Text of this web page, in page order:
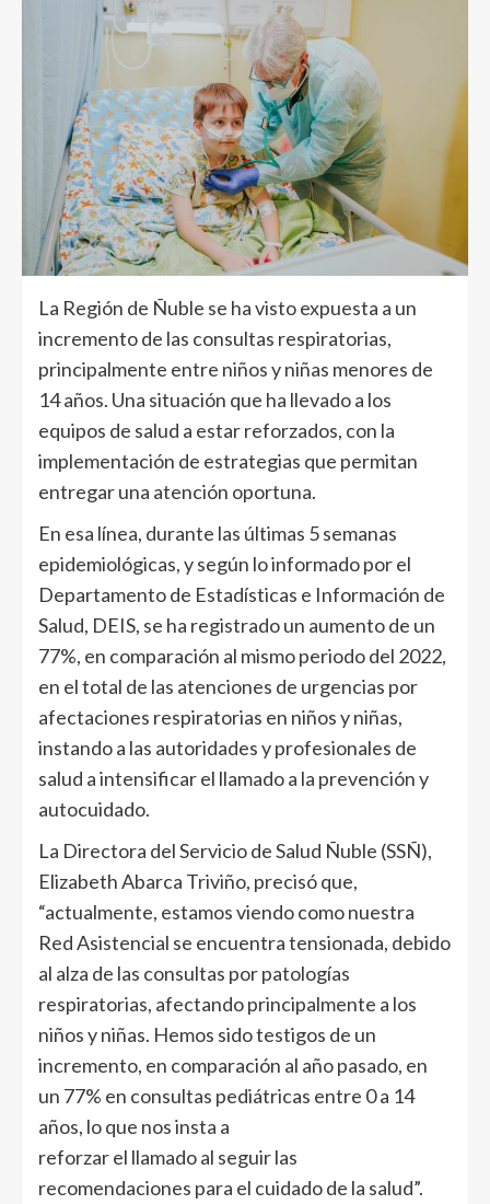
La Región de Ñuble se ha visto expuesta a un
incremento de las consultas respiratorias,
principalmente entre niños y niñas menores de
14 años. Una situación que ha llevado a los
equipos de salud a estar reforzados, con la
implementación de estrategias que permitan
entregar una atención oportuna.
En esa línea, durante las últimas 5 semanas
epidemiológicas, y según lo informado por el
Departamento de Estadísticas e Información de
Salud, DEIS, se ha registrado un aumento de un
77%, en comparación al mismo periodo del 2022,
en el total de las atenciones de urgencias por
afectaciones respiratorias en niños y niñas,
instando a las autoridades y profesionales de
salud a intensificar el llamado a la prevención y
autocuidado.
La Directora del Servicio de Salud Ñuble (SSÑ),
Elizabeth Abarca Triviño, precisó que,
“actualmente, estamos viendo como nuestra
Red Asistencial se encuentra tensionada, debido
al alza de las consultas por patologías
respiratorias, afectando principalmente a los
niños y niñas. Hemos sido testigos de un
incremento, en comparación al año pasado, en
un 77% en consultas pediátricas entre 0 a 14
años, lo que nos insta a
reforzar el llamado al seguir las
recomendaciones para el cuidado de la salud”.